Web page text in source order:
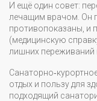
И ещё один совет:
лечащим врачом. Он
противопоказаны, и
(медицинскую
лишних переживаний
отдых и пользу для
подходящий